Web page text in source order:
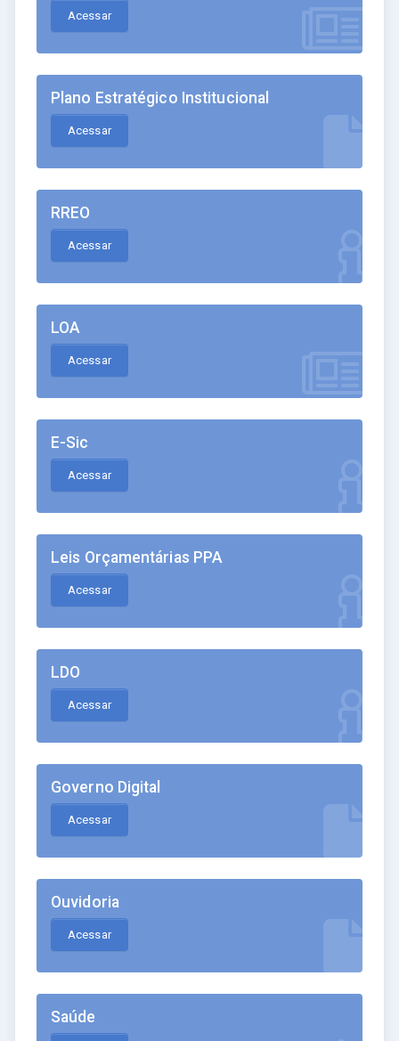
Acessar
Plano Estratégico Institucional
Acessar
RREO
Acessar
LOA
Acessar
E-Sic
Acessar
Leis Orçamentárias PPA
Acessar
LDO
Acessar
Governo Digital
Acessar
Ouvidoria
Acessar
Saúde